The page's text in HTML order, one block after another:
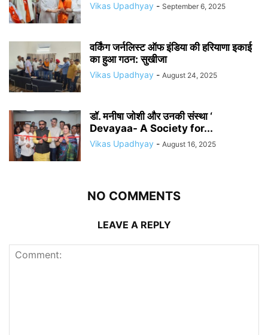
Vikas Upadhyay - September 6, 2025
वर्किंग जर्नलिस्ट ऑफ इंडिया की हरियाणा इकाई
का हुआ गठन: सुखीजा
Vikas Upadhyay - August 24, 2025
डॉ. मनीषा जोशी और उनकी संस्था ‘
Devayaa- A Society for...
Vikas Upadhyay - August 16, 2025
NO COMMENTS
LEAVE A REPLY